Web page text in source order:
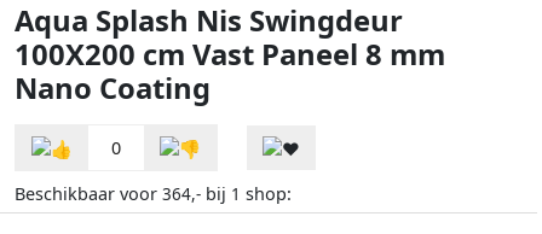
Aqua Splash Nis Swingdeur
100X200 cm Vast Paneel 8 mm
Nano Coating
0
Beschikbaar voor 364,- bij 1 shop: